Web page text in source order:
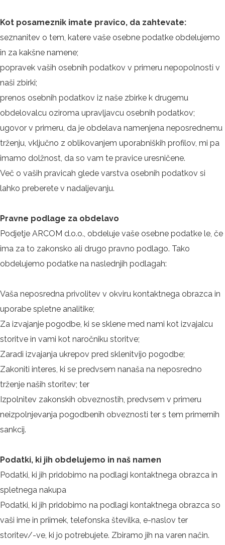
Kot posameznik imate pravico, da zahtevate:
seznanitev o tem, katere vaše osebne podatke obdelujemo
in za kakšne namene;
popravek vaših osebnih podatkov v primeru nepopolnosti v
naši zbirki;
prenos osebnih podatkov iz naše zbirke k drugemu
obdelovalcu oziroma upravljavcu osebnih podatkov;
ugovor v primeru, da je obdelava namenjena neposrednemu
trženju, vključno z oblikovanjem uporabniških profilov, mi pa
imamo dolžnost, da so vam te pravice uresničene.
Več o vaših pravicah glede varstva osebnih podatkov si
lahko preberete v nadaljevanju.
Pravne podlage za obdelavo
Podjetje ARCOM d.o.o., obdeluje vaše osebne podatke le, če
ima za to zakonsko ali drugo pravno podlago. Tako
obdelujemo podatke na naslednjih podlagah:
Vaša neposredna privolitev v okviru kontaktnega obrazca in
uporabe spletne analitike;
Za izvajanje pogodbe, ki se sklene med nami kot izvajalcu
storitve in vami kot naročniku storitve;
Zaradi izvajanja ukrepov pred sklenitvijo pogodbe;
Zakoniti interes, ki se predvsem nanaša na neposredno
trženje naših storitev; ter
Izpolnitev zakonskih obveznostih, predvsem v primeru
neizpolnjevanja pogodbenih obveznosti ter s tem primernih
sankcij.
Podatki, ki jih obdelujemo in naš namen
Podatki, ki jih pridobimo na podlagi kontaktnega obrazca in
spletnega nakupa
Podatki, ki jih pridobimo na podlagi kontaktnega obrazca so
vaši ime in priimek, telefonska številka, e-naslov ter
storitev/-ve, ki jo potrebujete. Zbiramo jih na varen način.